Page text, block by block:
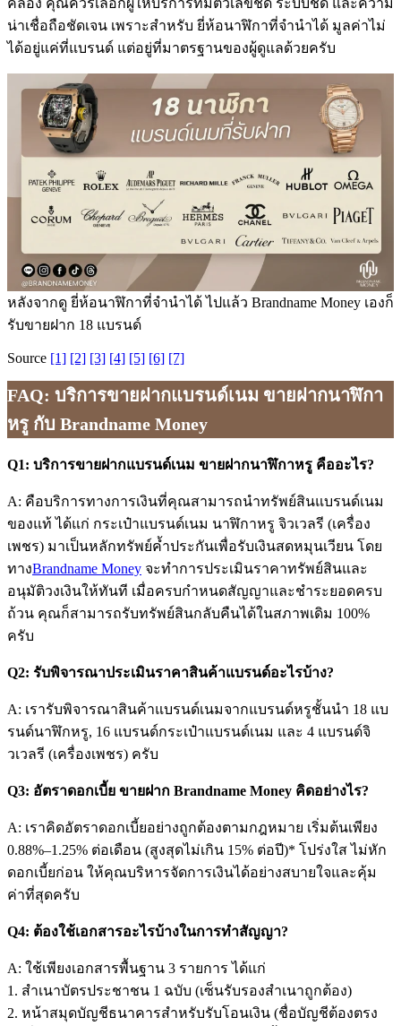
น่าเชื่อถือชัดเจน เพราะสำหรับ ยี่ห้อนาฬิกาที่จำนำได้ มูลค่าไม่
ได้อยู่แค่ที่แบรนด์ แต่อยู่ที่มาตรฐานของผู้ดูแลด้วยครับ
หลังจากดู ยี่ห้อนาฬิกาที่จำนำได้ ไปแล้ว Brandname Money เองก็
รับขายฝาก 18 แบรนด์
Source [1] [2] [3] [4] [5] [6] [7]
FAQ: บริการขายฝากแบรนด์เนม ขายฝากนาฬิกา
หรู กับ Brandname Money
Q1: บริการขายฝากแบรนด์เนม ขายฝากนาฬิกาหรู คืออะไร?
A: คือบริการทางการเงินที่คุณสามารถนำทรัพย์สินแบรนด์เนม
ของแท้ ได้แก่ กระเป๋าแบรนด์เนม นาฬิกาหรู จิวเวลรี (เครื่อง
เพชร) มาเป็นหลักทรัพย์ค้ำประกันเพื่อรับเงินสดหมุนเวียน โดย
ทางBrandname Money จะทำการประเมินราคาทรัพย์สินและ
อนุมัติวงเงินให้ทันที เมื่อครบกำหนดสัญญาและชำระยอดครบ
ถ้วน คุณก็สามารถรับทรัพย์สินกลับคืนได้ในสภาพเดิม 100%
ครับ
Q2: รับพิจารณาประเมินราคาสินค้าแบรนด์อะไรบ้าง?
A: เรารับพิจารณาสินค้าแบรนด์เนมจากแบรนด์หรูชั้นนำ 18 แบ
รนด์นาฬิกหรู, 16 แบรนด์กระเป๋าแบรนด์เนม และ 4 แบรนด์จิ
วเวลรี (เครื่องเพชร) ครับ
Q3: อัตราดอกเบี้ย ขายฝาก Brandname Money คิดอย่างไร?
A: เราคิดอัตราดอกเบี้ยอย่างถูกต้องตามกฎหมาย เริ่มต้นเพียง
0.88%–1.25% ต่อเดือน (สูงสุดไม่เกิน 15% ต่อปี)* โปร่งใส ไม่หัก
ดอกเบี้ยก่อน ให้คุณบริหารจัดการเงินได้อย่างสบายใจและคุ้ม
ค่าที่สุดครับ
Q4: ต้องใช้เอกสารอะไรบ้างในการทำสัญญา?
A: ใช้เพียงเอกสารพื้นฐาน 3 รายการ ได้แก่
1. สำเนาบัตรประชาชน 1 ฉบับ (เซ็นรับรองสำเนาถูกต้อง)
2. หน้าสมุดบัญชีธนาคารสำหรับรับโอนเงิน (ชื่อบัญชีต้องตรง